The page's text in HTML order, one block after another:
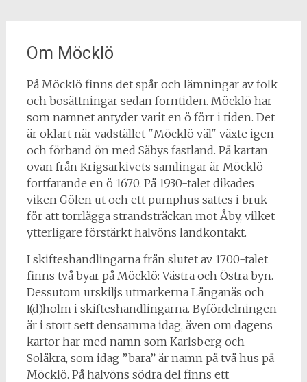
Om Möcklö
På Möcklö finns det spår och lämningar av folk
och bosättningar sedan forntiden. Möcklö har
som namnet antyder varit en ö förr i tiden. Det
är oklart när vadstället "Möcklö väl" växte igen
och förband ön med Säbys fastland. På kartan
ovan från Krigsarkivets samlingar är Möcklö
fortfarande en ö 1670. På 1930-talet dikades
viken Gölen ut och ett pumphus sattes i bruk
för att torrlägga strandsträckan mot Åby, vilket
ytterligare förstärkt halvöns landkontakt.
I skifteshandlingarna från slutet av 1700-talet
finns två byar på Möcklö: Västra och Östra byn.
Dessutom urskiljs utmarkerna Långanäs och
I(d)holm i skifteshandlingarna. Byfördelningen
är i stort sett densamma idag, även om dagens
kartor har med namn som Karlsberg och
Solåkra, som idag ”bara” är namn på två hus på
Möcklö. På halvöns södra del finns ett